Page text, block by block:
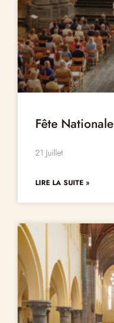
Fête Nationale
21 Juillet
LIRE LA SUITE »